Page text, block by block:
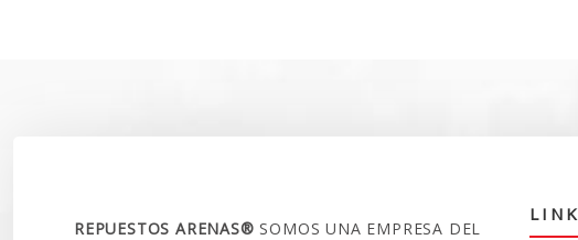
REPUESTOS ARENAS®SOMOS UNA EMPRESA DEL
LINK